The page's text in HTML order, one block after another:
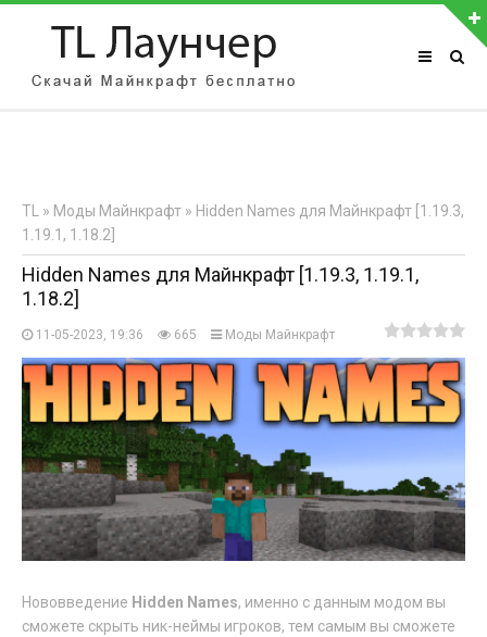
АВТОРИЗАЦИЯ НА САЙТЕ
Регистрация
TL » Моды Майнкрафт » Hidden Names для Майнкрафт [1.19.3,
1.19.1, 1.18.2]
Hidden Names для Майнкрафт [1.19.3, 1.19.1,
1.18.2]
11-05-2023, 19:36 665 Моды Майнкрафт
Нововведение Hidden Names, именно с данным модом вы
сможете скрыть ник-неймы игроков, тем самым вы сможете